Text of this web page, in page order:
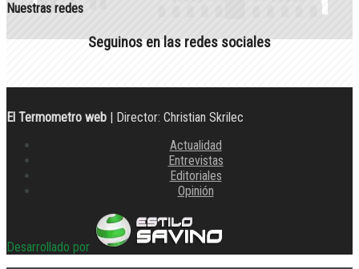
Nuestras redes
Seguinos en las redes sociales
El Termometro web | Director: Christian Skrilec
Actualidad
Entrevistas
Editoriales
Opinión
Desarrollado por